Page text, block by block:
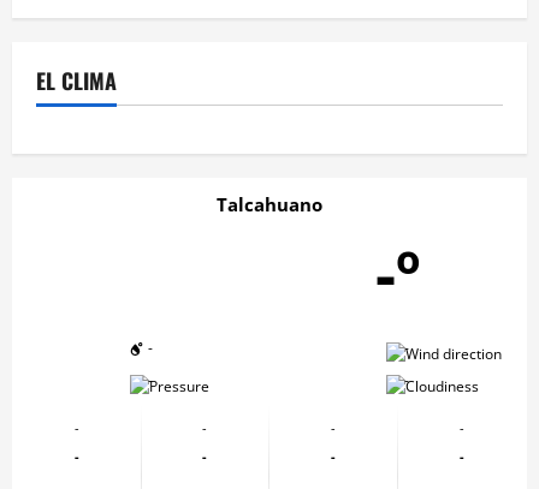
EL CLIMA
Talcahuano
-º
-
-
-
-
-
-
-
-
-
-
-
-